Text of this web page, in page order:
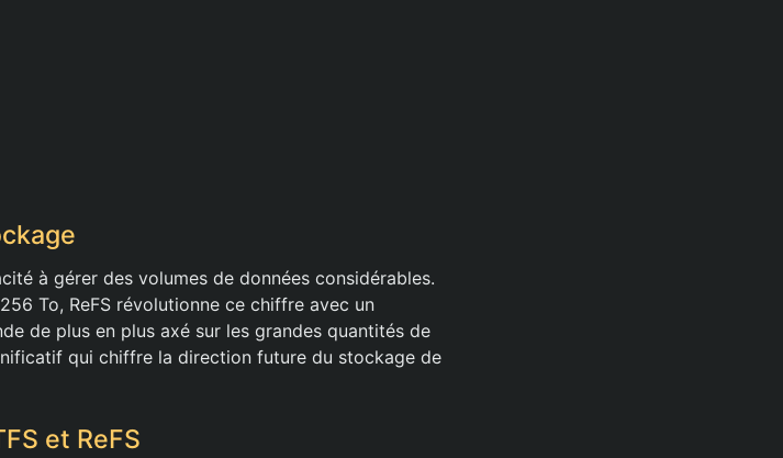
à gérer des volumes de données considérables.
To, ReFS révolutionne ce chiffre avec un
de plus en plus axé sur les grandes quantités de
qui chiffre la direction future du stockage de
et ReFS